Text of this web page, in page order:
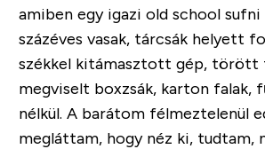
amiben egy igazi old school
százéves vasak, tárcsák helyett
székkel kitámasztott gép, törött
megviselt boxzsák, karton falak,
nélkül. A barátom félmeztelenül
megláttam, hogy néz ki, tudtam,